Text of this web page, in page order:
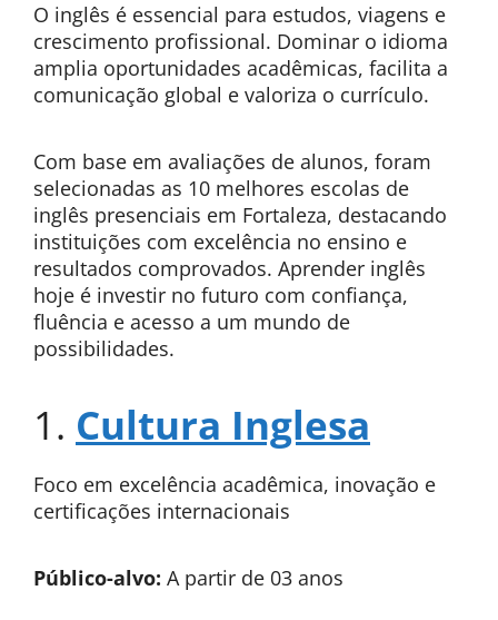
O inglês é essencial para estudos, viagens e
crescimento profissional. Dominar o idioma
amplia oportunidades acadêmicas, facilita a
comunicação global e valoriza o currículo.
Com base em avaliações de alunos, foram
selecionadas as 10 melhores escolas de
inglês presenciais em Fortaleza, destacando
instituições com excelência no ensino e
resultados comprovados. Aprender inglês
hoje é investir no futuro com confiança,
fluência e acesso a um mundo de
possibilidades.
1. Cultura Inglesa
Foco em excelência acadêmica, inovação e
certificações internacionais
Público-alvo: A partir de 03 anos